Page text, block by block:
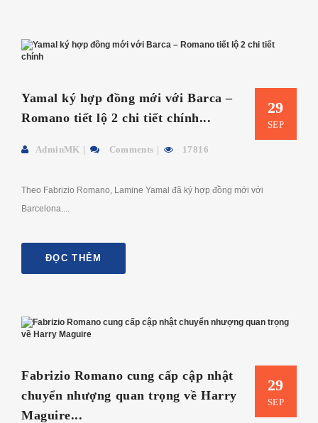
29
SEP
Yamal ký hợp đồng mới với Barca –
Romano tiết lộ 2 chi tiết chính...
AdminMK Comments 17816
Theo Fabrizio Romano, Lamine Yamal đã ký hợp đồng mới với
Barcelona....
ĐỌC THÊM
29
SEP
Fabrizio Romano cung cấp cập nhật
chuyển nhượng quan trọng về Harry
Maguire...